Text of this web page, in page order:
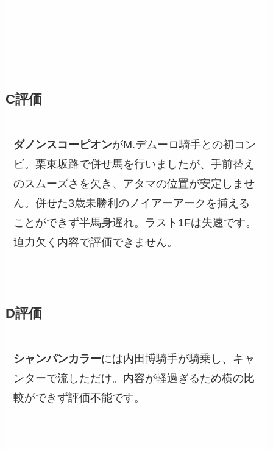
C評価
ダノンスコーピオンがM.デムーロ騎手との初コン
ビ。栗東坂路で併せ馬を行いましたが、手前替え
のスムーズさを欠き、アタマの位置が安定しませ
ん。併せた3歳未勝利のノイアーアークを捕える
ことができず半馬身遅れ。ラスト1Fは失速です。
迫力欠く内容で評価できません。
D評価
シャンパンカラーには内田博騎手が騎乗し、キャ
ンターで流しただけ。内容が軽過ぎるため横の比
較ができず評価不能です。